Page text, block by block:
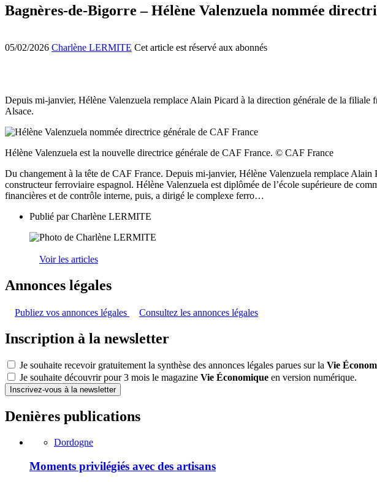
Bagnères-de-Bigorre – Hélène Valenzuela nommée
05/02/2026 Charlène LERMITE Cet article est réservé aux abonnés
Depuis mi-janvier, Hélène Valenzuela remplace Alain Picard à la direction générale de la
Alsace.
Hélène Valenzuela est la nouvelle directrice générale de CAF France. © CAF France
Du changement à la tête de CAF France. Depuis mi-janvier, Hélène Valenzuela remplace
constructeur ferroviaire espagnol. Hélène Valenzuela est diplômée de l’école supérieure de
financières et de contrôle interne, puis, a dirigé le complexe ferro…
Publié parCharlène LERMITE
Voir les articles
Annonces légales
Publiez vos annonces légales Consultez les annonces légales
Inscription à la newsletter
Je souhaite recevoir gratuitement la synthèse des annonces légales parues sur la Vie
Je souhaite découvrir pour 3 mois le magazine Vie Économique en version numérique.
Inscrivez-vous à la newsletter
Denières publications
Dordogne
Moments privilégiés avec des artisans